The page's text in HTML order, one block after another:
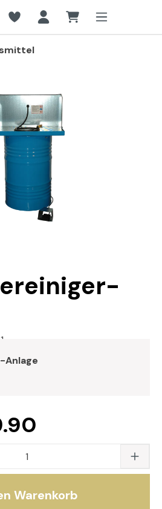
Anlage
Gib den gewünschten
Warenkorb